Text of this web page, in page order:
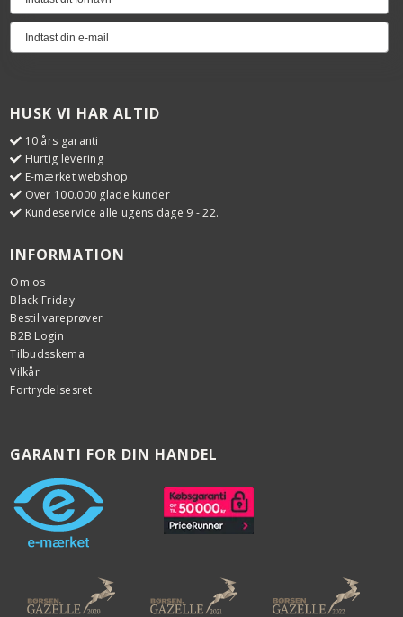
HUSK VI HAR ALTID
10 års garanti
Hurtig levering
E-mærket webshop
Over 100.000 glade kunder
Kundeservice alle ugens dage 9 - 22.
INFORMATION
Om os
Black Friday
Bestil vareprøver
B2B Login
Tilbudsskema
Vilkår
Fortrydelsesret
GARANTI FOR DIN HANDEL